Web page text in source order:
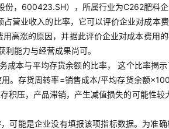
，600423.SH），所属行业为C262肥料
占营业收入的比率，它可以评价企业对成
高涨的原因，并据此评价企业对成本费
能力与经营成果尚可。
成本与平均存货余额的比率， 这个比率揭
。存货周转率=销售成本/平均存货余额
积压，产品滞销，产生减值损失的可能性
可能是企业没有填报该项指标数据。为准